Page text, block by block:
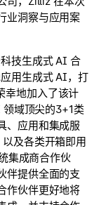
业洞察与应用案
技生成式 AI 合
用生成式 AI，打
幸地加入了该计
域顶尖的3+1类
、应用和集成服
及各类开箱即用
集成商合作伙
伴提供全面的支
作伙伴更好地将